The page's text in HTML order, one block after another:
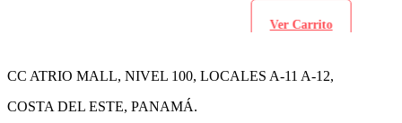
CC ATRIO MALL, NIVEL 100, LOCALES A-11 A-12,
COSTA DEL ESTE, PANAMÁ.